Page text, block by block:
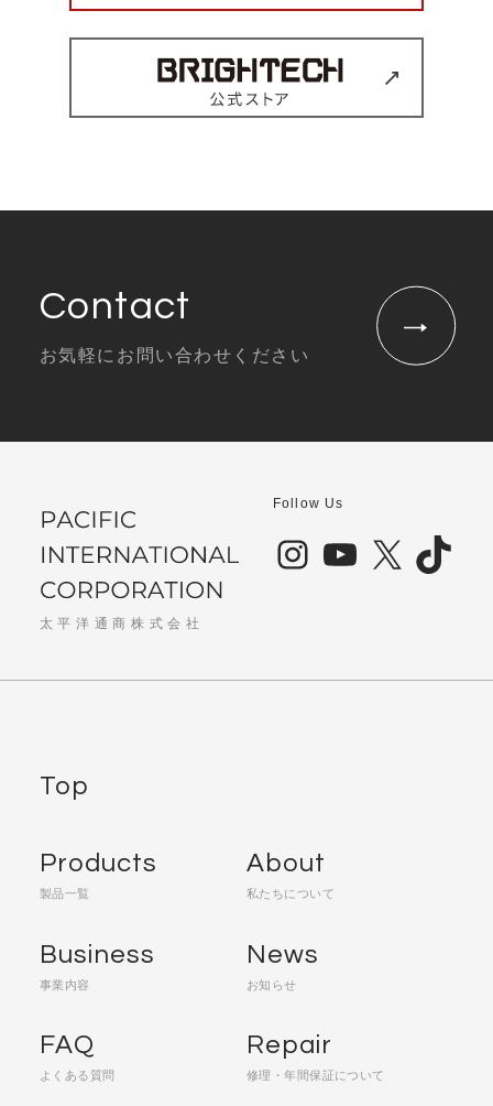
Contact
お気軽にお問い合わせください
太平洋通商株式会社
Follow Us
Instagram
YouTube
X TikTok
Top
Products
製品一覧
About
私たちについて
Business
事業内容
News
お知らせ
FAQ
よくある質問
Repair
修理・年間保証について